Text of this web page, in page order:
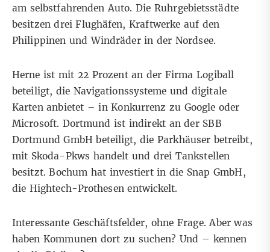
am selbstfahrenden Auto. Die Ruhrgebietsstädte
besitzen drei Flughäfen, Kraftwerke auf den
Philippinen und Windräder in der Nordsee.
Herne ist mit 22 Prozent an der Firma Logiball
beteiligt, die Navigationssysteme und digitale
Karten anbietet – in Konkurrenz zu Google oder
Microsoft. Dortmund ist indirekt an der SBB
Dortmund GmbH beteiligt, die Parkhäuser betreibt,
mit Skoda-Pkws handelt und drei Tankstellen
besitzt. Bochum hat investiert in die Snap GmbH,
die Hightech-Prothesen entwickelt.
Interessante Geschäftsfelder, ohne Frage. Aber was
haben Kommunen dort zu suchen? Und – kennen